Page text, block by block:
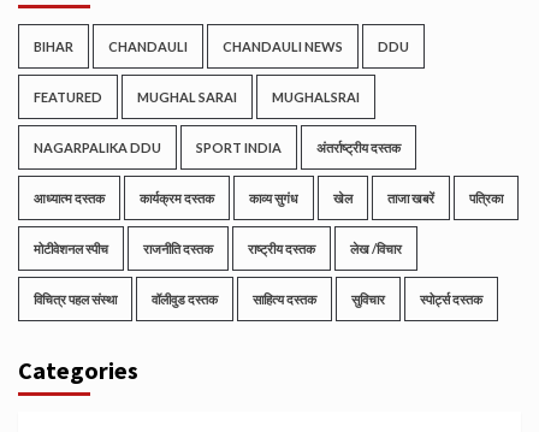
BIHAR CHANDAULI CHANDAULI NEWS DDU
FEATURED MUGHAL SARAI MUGHALSRAI
NAGARPALIKA DDU SPORT INDIA अंतर्राष्ट्रीय दस्तक
आध्यात्म दस्तक कार्यक्रम दस्तक काव्य सुगंध खेल ताजा खबरें पत्रिका
मोटीवेशनल स्पीच राजनीति दस्तक राष्ट्रीय दस्तक लेख /विचार
विचित्र पहल संस्था वॉलीवुड दस्तक साहित्य दस्तक सुविचार स्पोर्ट्स दस्तक
Categories